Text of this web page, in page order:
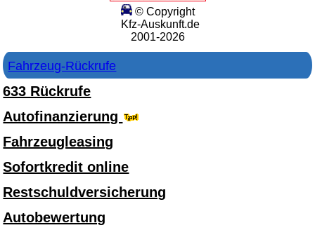
© Copyright
Kfz-Auskunft.de
2001-2026
Fahrzeug-Rückrufe
633 Rückrufe
Autofinanzierung
Fahrzeugleasing
Sofortkredit online
Restschuldversicherung
Autobewertung